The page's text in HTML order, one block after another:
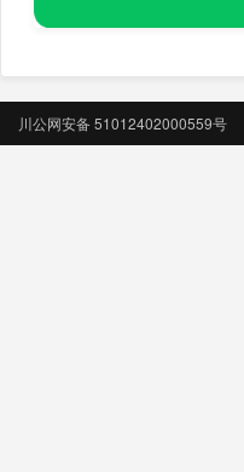
川公网安备 51012402000559号